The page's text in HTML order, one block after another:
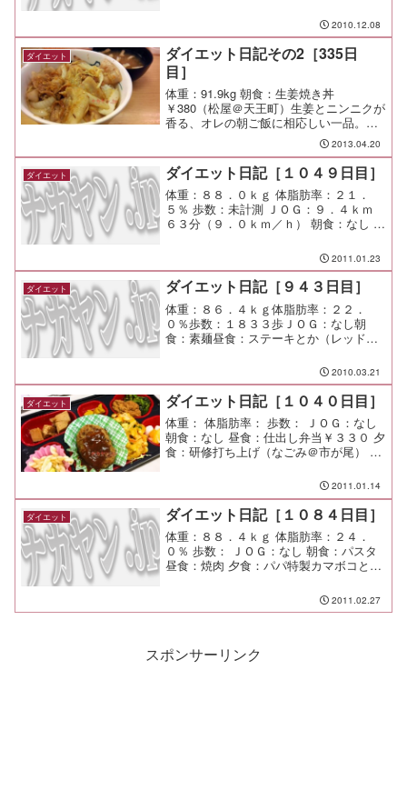
ルギー＠渋谷）￥１１５０ 夕食：なし 間
食： メモ：気持ち良く走れたよ！
2010.12.08
ダイエット
ダイエット日記その2［335日
目］
体重：91.9kg 朝食：生姜焼き丼
￥380（松屋＠天王町）生姜とニンニクが
香る、オレの朝ご飯に相応しい一品。
松屋は味噌汁デフォなのが有り難い。 昼
食：味噌バターコーン￥780（玄＠
YBP）うーん・・・やはり駄目なの
か・・・。 ￥780と...
2013.04.20
ダイエット ダイエット日記［１０４９日目］
体重：８８．０ｋｇ 体脂肪率：２１．
５％ 歩数：未計測 ＪＯＧ：９．４ｋｍ
６３分（９．０ｋｍ／ｈ） 朝食：なし 昼
メモ：明日から立ち上がり良く仕事する
ために、今日のうちに準備をしておく。
2011.01.23
ダイエット ダイエット日記［９４３日目］
体重：８６．４ｋｇ体脂肪率：２２．
０％歩数：１８３３歩ＪＯＧ：なし朝
食：素麺昼食：ステーキとか（レッドロ
間食：メモ：なんて肉まみれな日なんで
しょうか。
2010.03.21
ダイエット ダイエット日記［１０４０日目］
体重： 体脂肪率： 歩数： ＪＯＧ：なし
朝食：なし 昼食：仕出し弁当￥３３０ 夕
食：研修打ち上げ（なごみ＠市が尾） 間
たな目標が見えてきたので、もっと頑張
りたいと思う。
2011.01.14
ダイエット ダイエット日記［１０８４日目］
体重：８８．４ｋｇ 体脂肪率：２４．
０％ 歩数： ＪＯＧ：なし 朝食：パスタ
昼食：焼肉 夕食：パパ特製カマボコと焼
た江ノ島水族館。 子供達も楽しかった
みたいだ♪
2011.02.27
スポンサーリンク